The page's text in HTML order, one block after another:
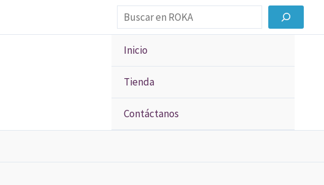
Buscar
Inicio
Tienda
Contáctanos